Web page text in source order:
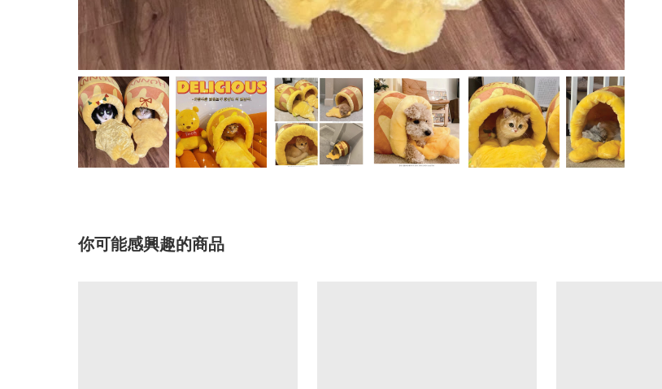
你可能感興趣的商品